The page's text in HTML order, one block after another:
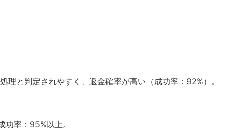
と判定されやすく、返金確率が高い（成功率：92%）。
率：95%以上。